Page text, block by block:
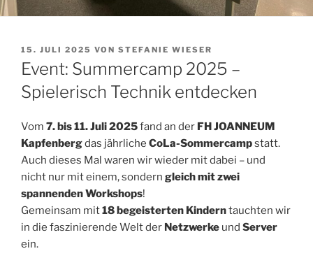
VERÖFFENTLICHT
AM
15. JULI 2025 VON STEFANIE WIESER
Event: Summercamp 2025 –
Spielerisch Technik entdecken
Vom 7. bis 11. Juli 2025fand an der FH JOANNEUM
Kapfenbergdas jährliche CoLa-Sommercampstatt.
Auch dieses Mal waren wir wieder mit dabei – und
nicht nur mit einem, sondern gleich mit zwei
spannenden Workshops!
Gemeinsam mit18 begeisterten Kinderntauchten wir
in die faszinierende Welt der Netzwerke und Server
ein.